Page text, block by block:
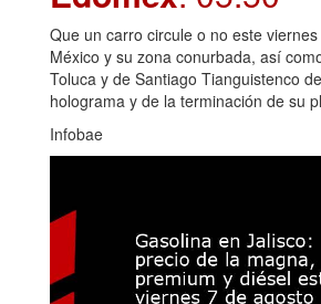
Que un carro circule o no este
México y su zona conurbada, así
Toluca y de Santiago Tianguistenco
holograma y de la terminación de su
Infobae